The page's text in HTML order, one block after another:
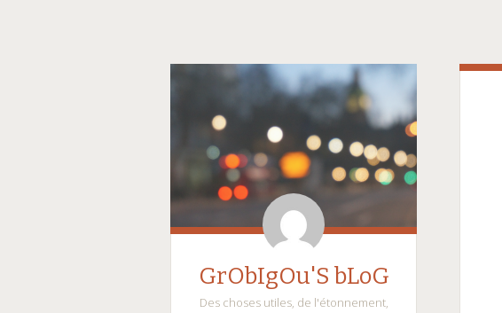
GrObIgOu'S bLoG
Des choses utiles, de l'étonnement,